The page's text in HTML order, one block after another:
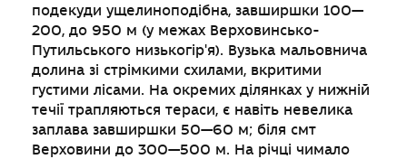
подекуди ущелиноподібна, завширшки 100—
200, до 950 м (у межах Верховинсько-
Путильського низькогір'я). Вузька мальовнича
долина зі стрімкими схилами, вкритими
густими лісами. На окремих ділянках у нижній
течії трапляються тераси, є навіть невелика
заплава завширшки 50—60 м; біля смт
Верховини до 300—500 м. На річці чимало